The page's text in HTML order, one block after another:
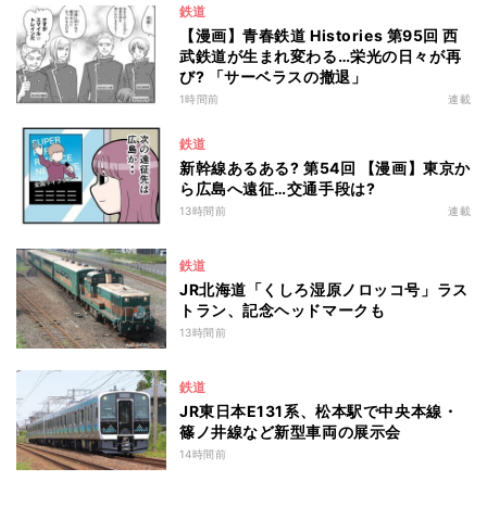
鉄道
【漫画】青春鉄道 Histories 第95回 西
武鉄道が生まれ変わる…栄光の日々が再
び? 「サーベラスの撤退」
1時間前 連載
鉄道
新幹線あるある? 第54回 【漫画】東京か
ら広島へ遠征…交通手段は?
13時間前 連載
鉄道
JR北海道「くしろ湿原ノロッコ号」ラス
トラン、記念ヘッドマークも
13時間前
鉄道
JR東日本E131系、松本駅で中央本線・
篠ノ井線など新型車両の展示会
14時間前